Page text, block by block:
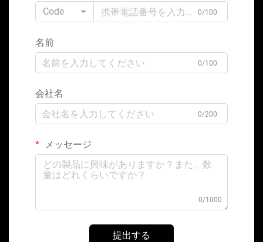
Code 0/100
名前
0/100
会社名
0/200
メッセージ
0/1000
提出する